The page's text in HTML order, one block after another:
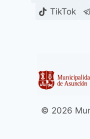
TikTok
© 2026